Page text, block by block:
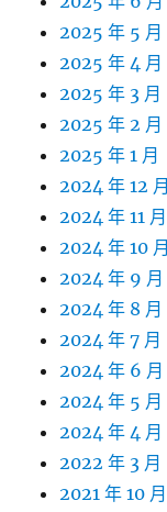
2025 年 5 月
2025 年 4 月
2025 年 3 月
2025 年 2 月
2025 年 1 月
2024 年 12 月
2024 年 11 月
2024 年 10 月
2024 年 9 月
2024 年 8 月
2024 年 7 月
2024 年 6 月
2024 年 5 月
2024 年 4 月
2022 年 3 月
2021 年 10 月